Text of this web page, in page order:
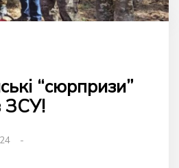
“сюрпризи”
ЗСУ!
-